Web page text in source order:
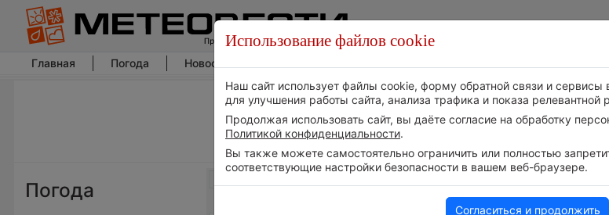
Главная Погода Новости погоды
Погода
Погода в Степановке на 10 дней
Использование файлов cookie
Наш сайт использует файлы cookie, форму обратной связи и
для улучшения работы сайта, анализа трафика и показа релевантной
Продолжая использовать сайт, вы даёте согласие на обработку
Политикой конфиденциальности.
Вы также можете самостоятельно ограничить или полностью
соответствующие настройки безопасности в вашем веб-браузере.
Согласиться и продолжить